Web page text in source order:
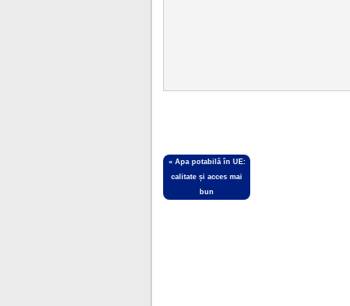
« Apa potabilă în UE:
calitate și acces mai
bun